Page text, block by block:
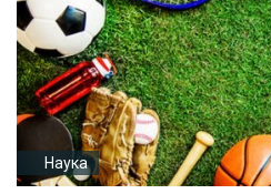
Наука